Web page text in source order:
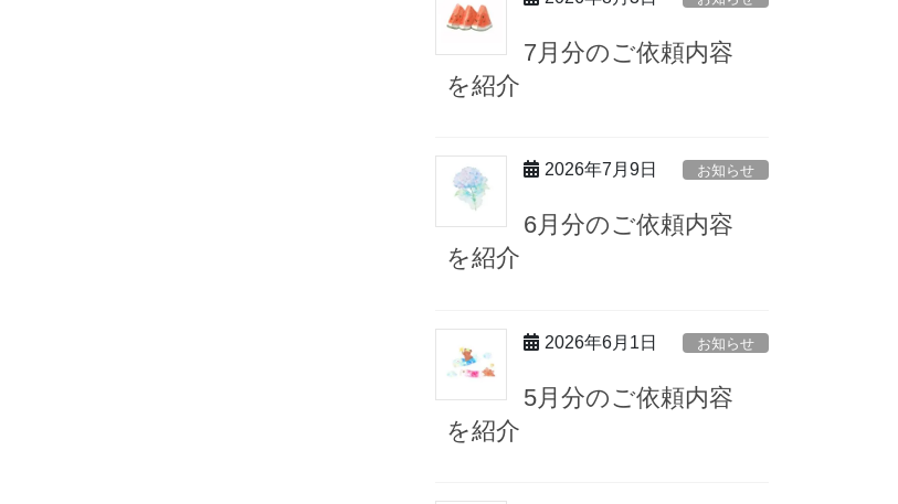
7月分のご依頼内容
を紹介
2026年7月9日 お知らせ
6月分のご依頼内容
を紹介
2026年6月1日 お知らせ
5月分のご依頼内容
を紹介